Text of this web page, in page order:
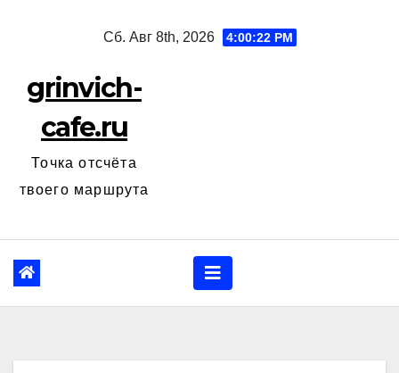
Сб. Авг 8th, 2026 4:00:23 PM
grinvich-
cafe.ru
Точка отсчёта
твоего маршрута